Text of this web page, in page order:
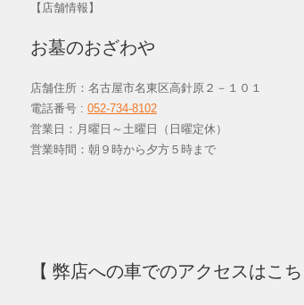
【店舗情報】
お墓のおざわや
店舗住所：名古屋市名東区高針原２－１０１
電話番号 : 052-734-8102
営業日：月曜日～土曜日（日曜定休）
営業時間：朝９時から夕方５時まで
【 弊店への車でのアクセスはこち